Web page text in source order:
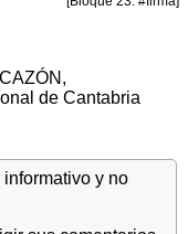
de Cantabria
y no